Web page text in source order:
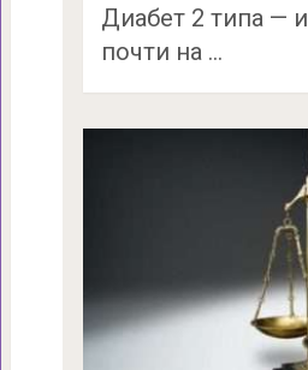
Диабет 2 типа —
почти на …